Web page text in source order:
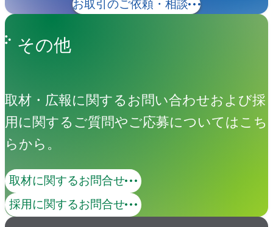
お取引のご依頼・相談
その他
取材・広報に関するお問い合わせおよび採
用に関するご質問やご応募についてはこち
らから。
取材に関するお問合せ
採用に関するお問合せ